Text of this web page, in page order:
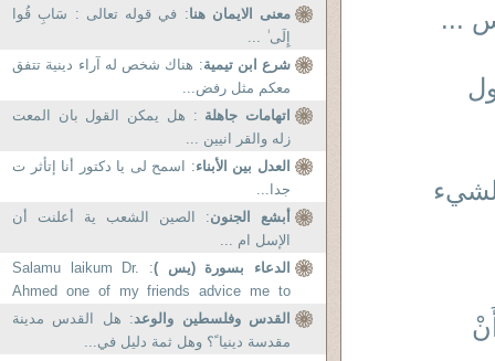
...
معنى الايمان هنا: في قوله تعالى : سَابِ قُوا
إِلَى ٰ ...
شرع ابن تيمية: هناك شخص له آراء دينية تتفق
معكم مثل رفض...
اتهامات جاهلة : هل يمكن القول بان المعت
زله والقر انيين ...
العدل بين الأبناء: اسمح لى يا دكتور أنا إتأثر ت
جدا...
أبشع الجنون: الصين الشعب ية أعلنت أن
الإسل ام ...
الدعاء بسورة (يس )
: Salamu laikum Dr.
Ahmed one of my friends advice me to
read Surrah Alyaseen...
القدس وفلسطين والوعد: هل القدس مدينة
مقدسة دينيا ً؟ وهل ثمة دليل في...